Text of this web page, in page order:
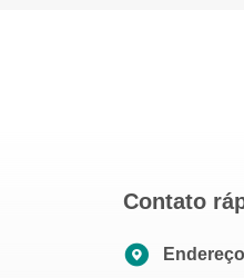
Contato
Endereço